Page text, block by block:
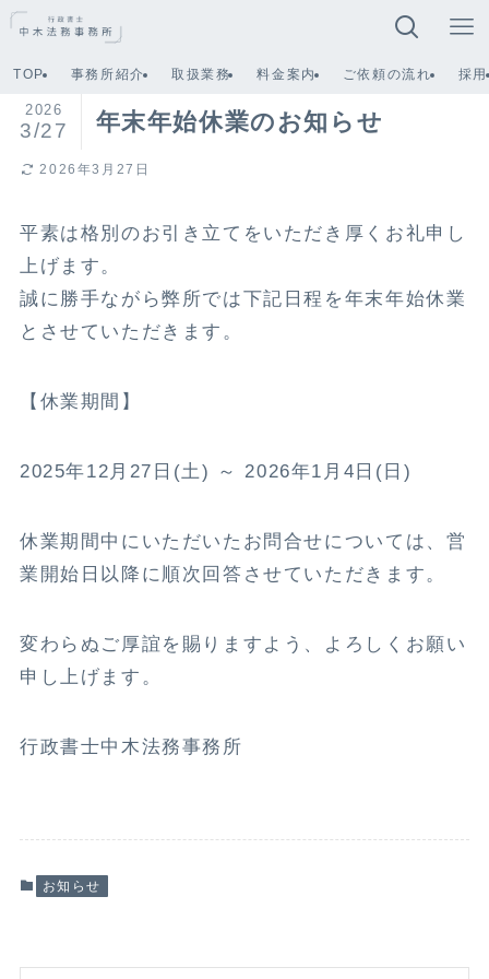
TOP 事務所紹介 取扱業務 料金案内 ご依頼の流れ 採用
年末年始休業のお知らせ
2026
3/27
2026年3月27日
平素は格別のお引き立てをいただき厚くお礼申し
上げます。
誠に勝手ながら弊所では下記日程を年末年始休業
とさせていただきます。
【休業期間】
2025年12月27日(土) ～ 2026年1月4日(日)
休業期間中にいただいたお問合せについては、営
業開始日以降に順次回答させていただきます。
変わらぬご厚誼を賜りますよう、よろしくお願い
申し上げます。
行政書士中木法務事務所
お知らせ